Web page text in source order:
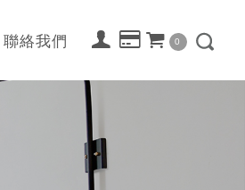
聯絡我們 0